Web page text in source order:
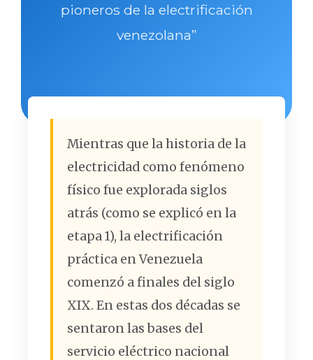
pioneros de la electrificación
venezolana”
Mientras que la historia de la
electricidad como fenómeno
físico fue explorada siglos
atrás (como se explicó en la
etapa 1), la electrificación
práctica en Venezuela
comenzó a finales del siglo
XIX. En estas dos décadas se
sentaron las bases del
servicio eléctrico nacional